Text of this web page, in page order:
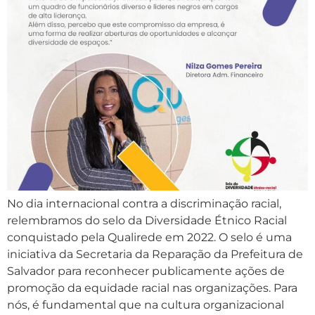
No dia internacional contra a discriminação racial,
relembramos do selo da Diversidade Étnico Racial
conquistado pela Qualirede em 2022. O selo é uma
iniciativa da Secretaria da Reparação da Prefeitura de
Salvador para reconhecer publicamente ações de
promoção da equidade racial nas organizações. Para
nós, é fundamental que na cultura organizacional